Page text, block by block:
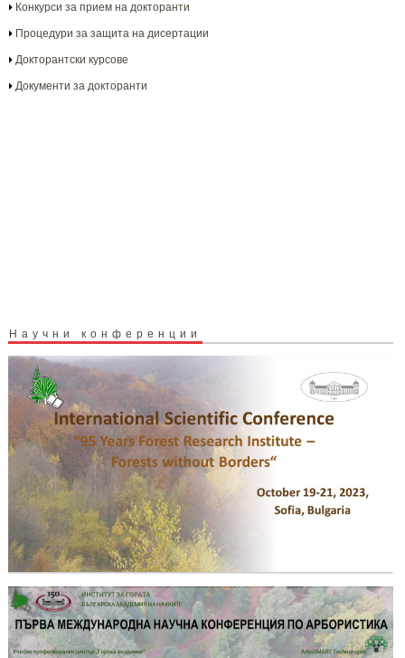
Конкурси за прием на докторанти
Процедури за защита на дисертации
Докторантски курсове
Документи за докторанти
Научни конференции